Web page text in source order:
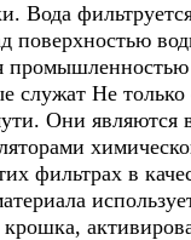
Вода
поверхностью
служат Не только
Они являются
фильтрах в